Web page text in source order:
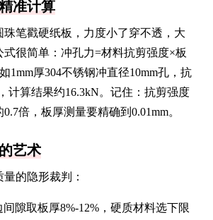
准计算
珠笔戳硬纸板，力度小了穿不透，大
式很简单：冲孔力=材料抗剪强度×板
1mm厚304不锈钢冲直径10mm孔，抗
计算结果约16.3kN。记住：抗剪强度
倍，板厚测量要精确到0.01mm。
艺术
的隐形裁判：
间隙取板厚8%-12%，硬质材料选下限